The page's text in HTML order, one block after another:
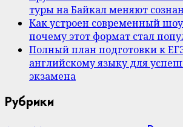
туры на Байкал меняют
Как устроен современный
почему этот формат стал
Полный план подготовки к
английскому языку для
экзамена
Рубрики